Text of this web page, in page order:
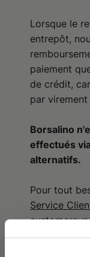
Lorsque le
entrepôt,
paiement
de crédit,
par virement
Borsalino
effectués
alternatifs.
Pour tout
Service